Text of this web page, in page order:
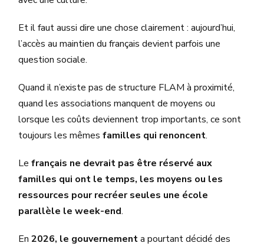
Et il faut aussi dire une chose clairement : aujourd’hui,
l’accès au maintien du français devient parfois une
question sociale.
Quand il n’existe pas de structure FLAM à proximité,
quand les associations manquent de moyens ou
lorsque les coûts deviennent trop importants, ce sont
toujours les mêmesfamilles qui renoncent.
Lefrançais ne devrait pas être réservé aux
familles qui ont le temps, les moyens ou les
ressources pour recréer seules une école
parallèle le week-end.
En2026, le gouvernementa pourtant décidé des